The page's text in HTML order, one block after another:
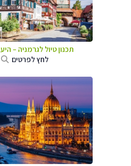
תכנון טיול לגרמניה –
לחץ לפרטים